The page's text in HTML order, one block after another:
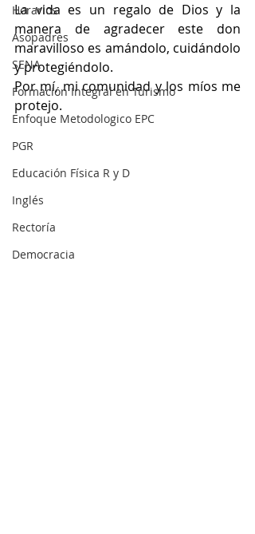
Horarios
Asopadres
SENA
Formación Integral en Turismo
Enfoque Metodologico EPC
PGR
Educación Física R y D
Inglés
Rectoría
Democracia
La vida es un regalo de Dios y la
manera de agradecer este don
maravilloso es amándolo, cuidándolo
y protegiéndolo.
Por mí, mi comunidad y los míos me
protejo.